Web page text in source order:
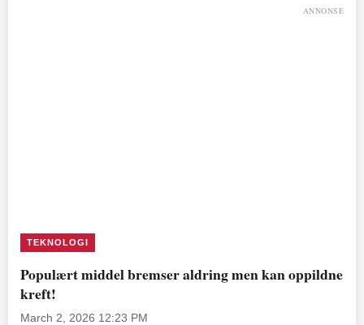
ANNONSE
TEKNOLOGI
Populært middel bremser aldring men kan oppildne
kreft!
March 2, 2026 12:23 PM